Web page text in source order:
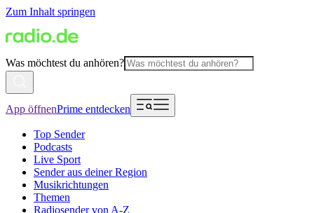
Zum Inhalt springen
Was möchtest du anhören?
App öffnenPrime entdecken
Top Sender
Podcasts
Live Sport
Sender aus deiner Region
Musikrichtungen
Themen
Radiosender von A-Z